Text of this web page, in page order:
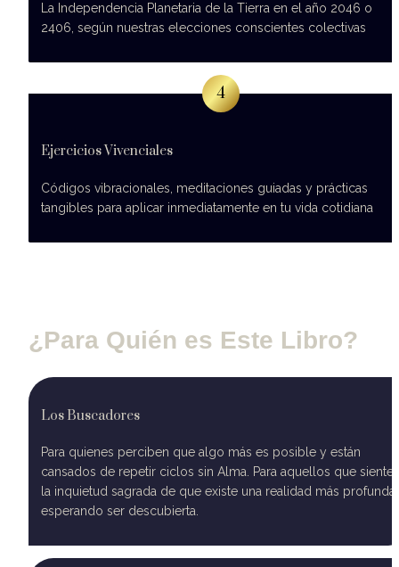
La Independencia Planetaria de la Tierra en el año 2046 o
2406, según nuestras elecciones conscientes colectivas
4
Ejercicios Vivenciales
Códigos vibracionales, meditaciones guiadas y prácticas
tangibles para aplicar inmediatamente en tu vida cotidiana
¿Para Quién es Este Libro?
Los Buscadores
Para quienes perciben que algo más es posible y están
cansados de repetir ciclos sin Alma. Para aquellos que
la inquietud sagrada de que existe una realidad más profunda
esperando ser descubierta.